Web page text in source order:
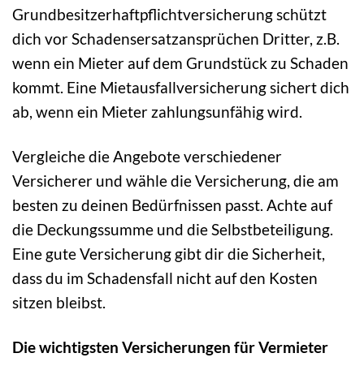
Grundbesitzerhaftpflichtversicherung schützt
dich vor Schadensersatzansprüchen Dritter, z.B.
wenn ein Mieter auf dem Grundstück zu Schaden
kommt. Eine Mietausfallversicherung sichert dich
ab, wenn ein Mieter zahlungsunfähig wird.
Vergleiche die Angebote verschiedener
Versicherer und wähle die Versicherung, die am
besten zu deinen Bedürfnissen passt. Achte auf
die Deckungssumme und die Selbstbeteiligung.
Eine gute Versicherung gibt dir die Sicherheit,
dass du im Schadensfall nicht auf den Kosten
sitzen bleibst.
Die wichtigsten Versicherungen für Vermieter